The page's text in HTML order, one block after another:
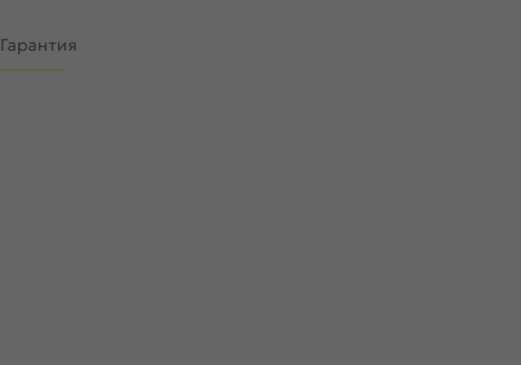
Гарантия